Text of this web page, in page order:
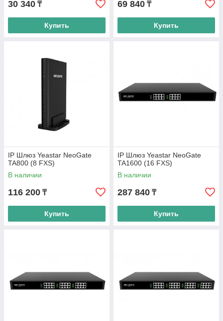
30 340 ₸
Купить
69 840 ₸
Купить
IP Шлюз Yeastar NeoGate
TA800 (8 FXS)
В наличии
116 200 ₸
Купить
IP Шлюз Yeastar NeoGate
TA1600 (16 FXS)
В наличии
287 840 ₸
Купить